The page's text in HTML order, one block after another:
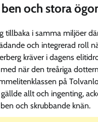
och stora
tillbaka i samma miljöer
och integrerad roll
kräver i dagens
när den treåriga
på
allt och ingenting,
och skrubbande knän.